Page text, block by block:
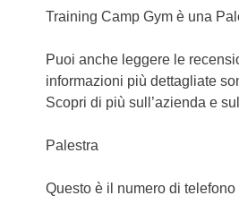
Training Camp Gym è una
Puoi anche leggere le
informazioni più dettagliate
Scopri di più sull’azienda e
Palestra
Questo è il numero di